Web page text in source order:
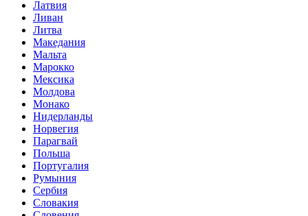
Латвия
Ливан
Литва
Македания
Мальта
Марокко
Мексика
Молдова
Монако
Нидерланды
Норвегия
Парагвай
Польша
Португалия
Румыния
Сербия
Словакия